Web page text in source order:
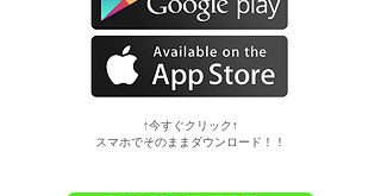
​↑今すぐクリック↑
スマホでそのままダウンロード！！